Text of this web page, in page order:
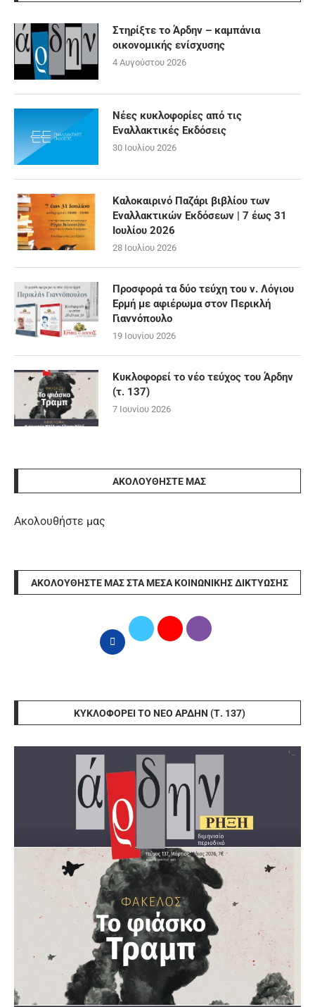
Στηρίξτε το Άρδην – καμπάνια
οικονομικής ενίσχυσης
4 Αυγούστου 2026
Νέες κυκλοφορίες από τις
Εναλλακτικές Εκδόσεις
30 Ιουλίου 2026
Καλοκαιρινό Παζάρι βιβλίου των
Εναλλακτικών Εκδόσεων | 7 έως 31
Ιουλίου 2026
28 Ιουλίου 2026
Προσφορά τα δύο τεύχη του ν. Λόγιου
Ερμή με αφιέρωμα στον Περικλή
Γιαννόπουλο
19 Ιουνίου 2026
Κυκλοφορεί το νέο τεύχος του Άρδην
(τ. 137)
7 Ιουνίου 2026
ΑΚΟΛΟΥΘΉΣΤΕ ΜΑΣ
Ακολουθήστε μας
ΑΚΟΛΟΥΘΉΣΤΕ ΜΑΣ ΣΤΑ ΜΈΣΑ ΚΟΙΝΩΝΙΚΉΣ ΔΙΚΤΎΩΣΗΣ
ΚΥΚΛΟΦΟΡΕΊ ΤΟ ΝΈΟ ΆΡΔΗΝ (Τ. 137)